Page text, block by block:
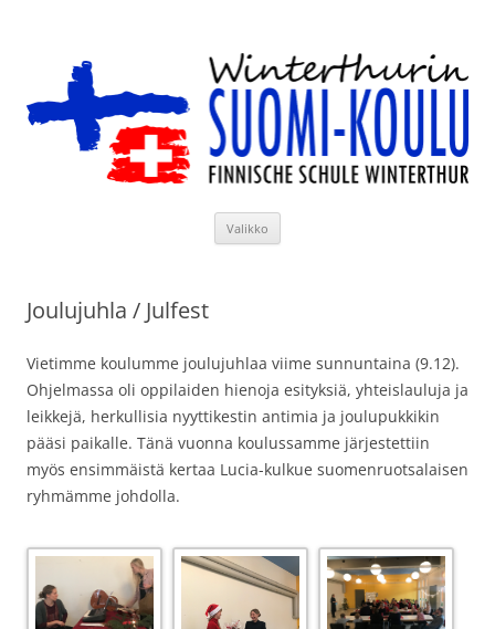
Valikko
Joulujuhla / Julfest
Vietimme koulumme joulujuhlaa viime sunnuntaina (9.12).
Ohjelmassa oli oppilaiden hienoja esityksiä, yhteislauluja ja
leikkejä, herkullisia nyyttikestin antimia ja joulupukkikin
pääsi paikalle. Tänä vuonna koulussamme järjestettiin
myös ensimmäistä kertaa Lucia-kulkue suomenruotsalaisen
ryhmämme johdolla.